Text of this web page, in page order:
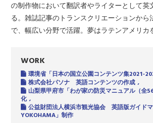
の制作物において翻訳者やライターとして英
る。雑誌記事のトランスクリエーションから
で、幅広い分野で活躍。夢はラテンアメリカ
WORK
環境省「日本の国立公園コンテンツ集2021-
株式会社パソナ 英語コンテンツの作成
山梨県甲府市「わが家の防災マニュアル（全
化
公益財団法人横浜市観光協会 英語版ガイド
YOKOHAMA」制作